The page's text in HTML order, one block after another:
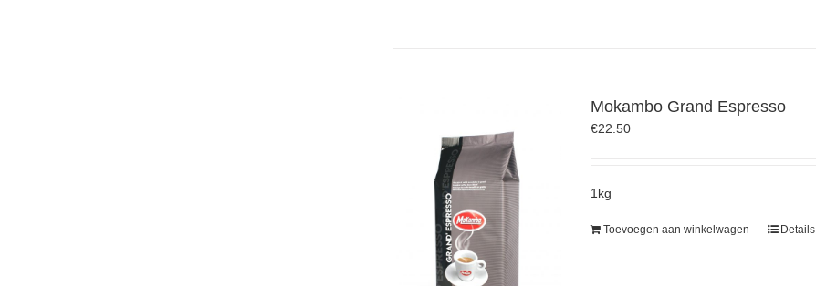
Mokambo Grand Espresso
€22.50
1kg
Toevoegen aan winkelwagen Details